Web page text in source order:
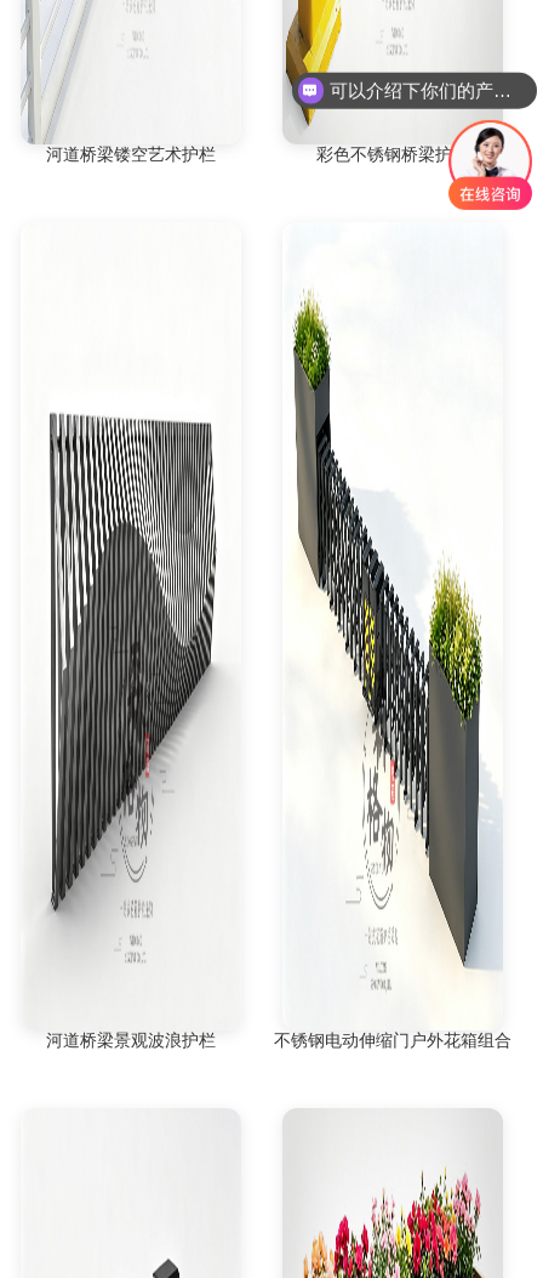
河道桥梁镂空艺术护栏 彩色不锈钢桥梁护栏
河道桥梁景观波浪护栏 不锈钢电动伸缩门户外花箱组合
可以介绍下你们的产品么